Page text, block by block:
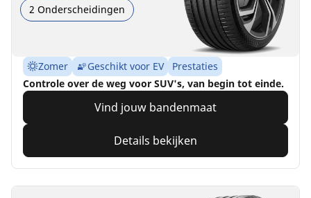
2 Onderscheidingen
Zomer Geschikt voor EV
Prestaties
Controle over de weg voor SUV's, van begin tot einde.
Vind jouw bandenmaat
Details bekijken